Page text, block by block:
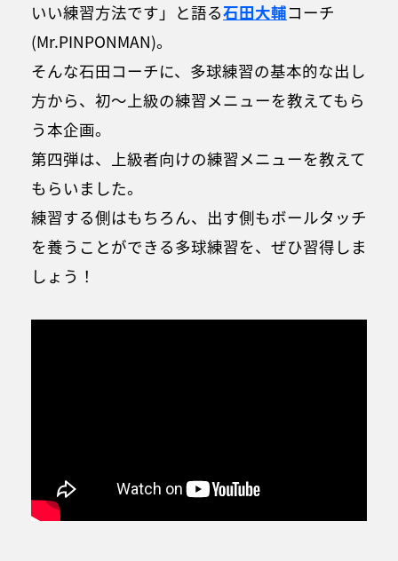
いい練習方法です」と語る石田大輔コーチ
(Mr.PINPONMAN)。
そんな石田コーチに、多球練習の基本的な出し
方から、初～上級の練習メニューを教えてもら
う本企画。
第四弾は、上級者向けの練習メニューを教えて
もらいました。
練習する側はもちろん、出す側もボールタッチ
を養うことができる多球練習を、ぜひ習得しま
しょう！